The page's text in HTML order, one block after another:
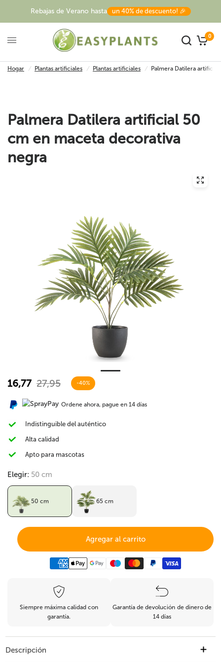
Rebajas de Verano hasta un 40% de descuento! 🎉
0
Hogar / Plantas artificiales / Plantas artificiales / Palmera Datilera
Palmera Datilera artificial 50
cm en maceta decorativa
negra
16,77 27,95 -40%
Ordene ahora, pague en 14 días
Indistinguible del auténtico
Alta calidad
Apto para mascotas
Elegir: 50 cm
50 cm 65 cm
Agregar al carrito
Siempre máxima calidad con
garantía.
Garantía de devolución de dinero de
14 días
Descripción